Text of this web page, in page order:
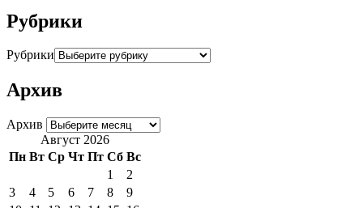
Рубрики
Рубрики
Архив
Архив
Август 2026
Пн Вт Ср Чт Пт Сб Вс
1
2
3
4 5 6 7 8
9